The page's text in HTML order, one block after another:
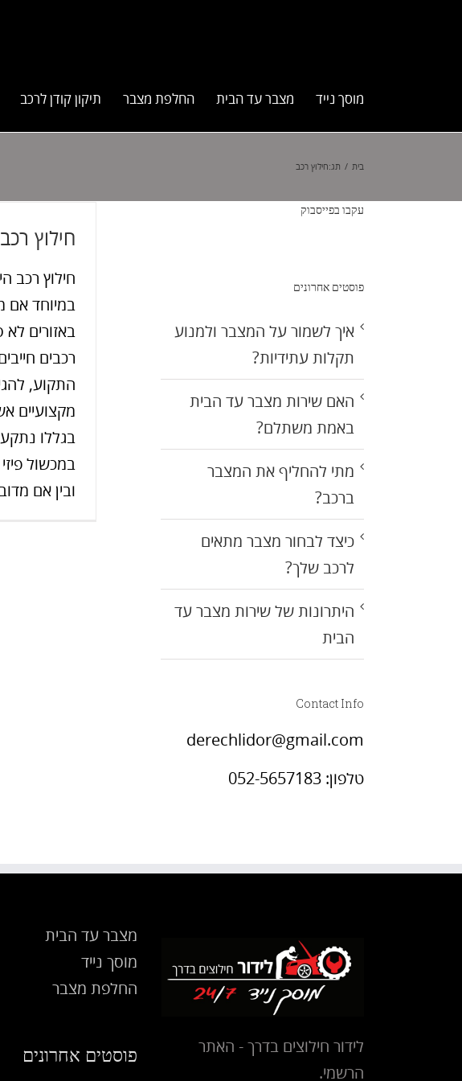
מוסך נייד מצבר עד הבית החלפת מצבר תיקון קודן לרכב
בית / תג:חילוץ רכב
חילוץ רכב
חילוץ רכב
במיוחד אם
באזורים
רכבים
התקוע,
מקצועיים
בגללו
במכשול
ובין אם
עקבו בפייסבוק
פוסטים אחרונים
איך לשמור על המצבר ולמנוע
תקלות עתידיות?
האם שירות מצבר עד הבית
באמת משתלם?
מתי להחליף את המצבר
ברכב?
כיצד לבחור מצבר מתאים
לרכב שלך?
היתרונות של שירות מצבר עד
הבית
Contact Info
derechlidor@gmail.com
טלפון: 052-5657183
לידור חילוצים בדרך - האתר
הרשמי.
מצבר עד הבית
מוסך נייד
החלפת מצבר
פוסטים אחרונים